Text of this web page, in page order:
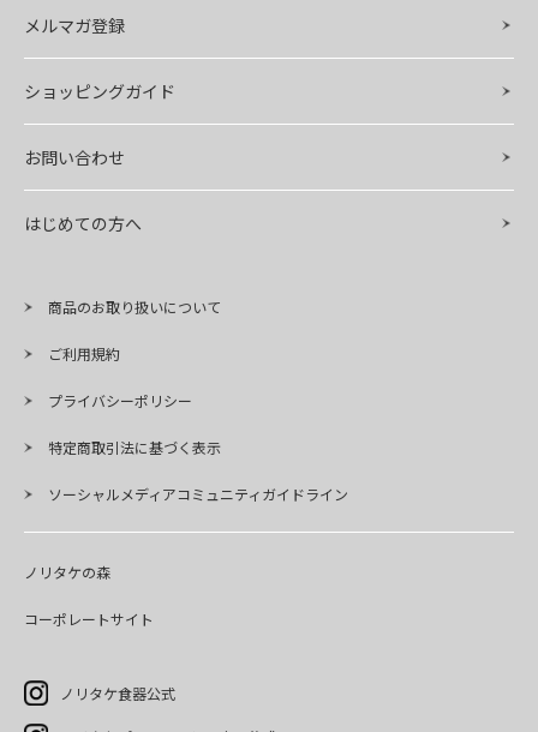
メルマガ登録
ショッピングガイド
お問い合わせ
はじめての方へ
商品のお取り扱いについて
ご利用規約
プライバシーポリシー
特定商取引法に基づく表示
ソーシャルメディアコミュニティガイドライン
ノリタケの森
コーポレートサイト
ノリタケ食器公式